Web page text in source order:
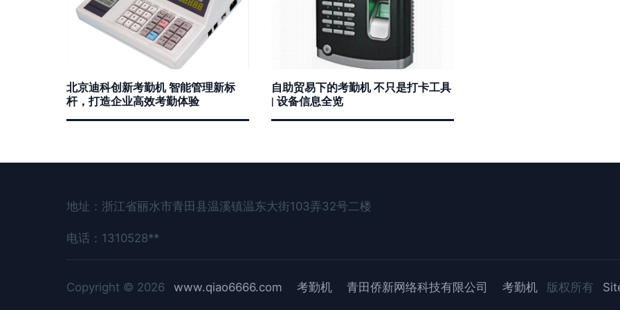
北京迪科创新考勤机 智能管理新标
杆，打造企业高效考勤体验
自助贸易下的考勤机 不只是打卡工具
| 设备信息全览
地址：浙江省丽水市青田县温溪镇温东大街103弄32号二楼
电话：1310528**
Copyright © 2026 www.qiao6666.com 考勤机 青田侨新网络科技有限公司 考勤机 版权所有